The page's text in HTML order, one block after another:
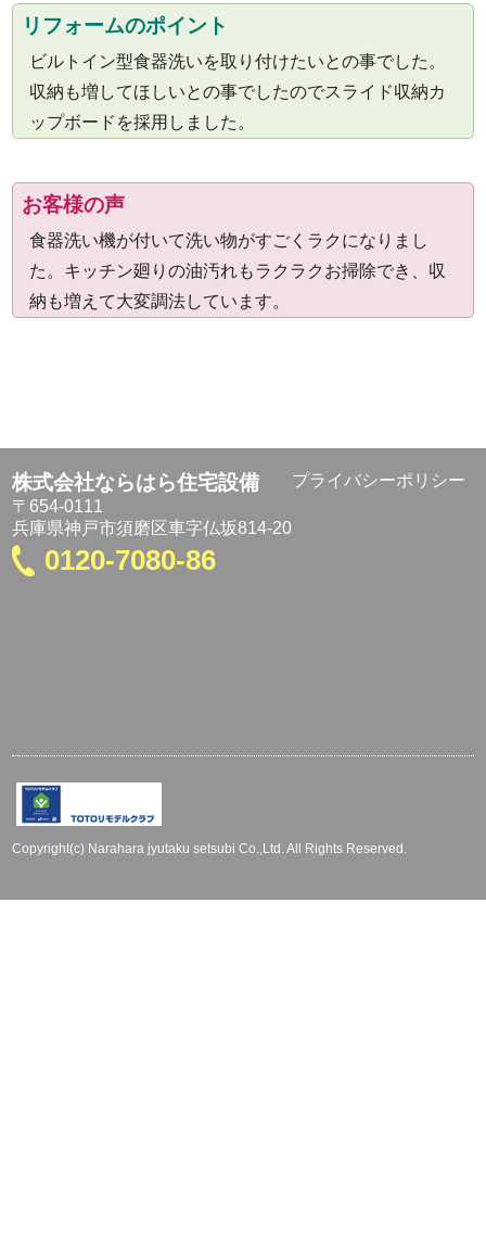
リフォームのポイント
ビルトイン型食器洗いを取り付けたいとの事でした。
収納も増してほしいとの事でしたのでスライド収納カ
ップボードを採用しました。
お客様の声
食器洗い機が付いて洗い物がすごくラクになりまし
た。キッチン廻りの油汚れもラクラクお掃除でき、収
納も増えて大変調法しています。
株式会社ならはら住宅設備
〒654-0111
兵庫県神戸市須磨区車字仏坂814-20
0120-7080-86
プライバシーポリシー
Copyright(c) Narahara jyutaku setsubi Co.,Ltd. All Rights Reserved.